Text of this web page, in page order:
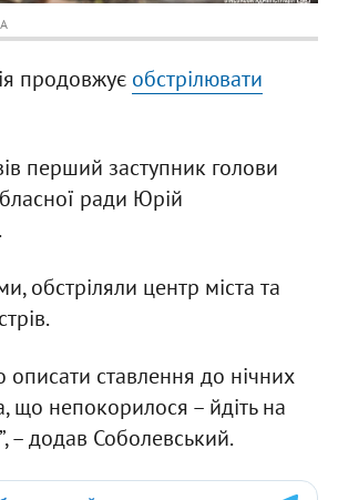
продовжує обстрілювати
перший заступник голови
ради Юрій
обстріляли центр міста та
ставлення до нічних
що непокорилося – йдіть на
– додав Соболевський.